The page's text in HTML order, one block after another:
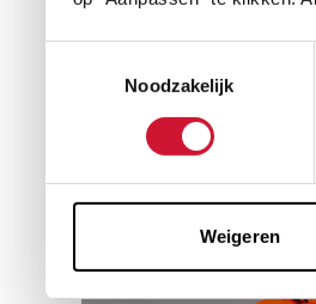
Noodzakelijk
Weigeren
verder